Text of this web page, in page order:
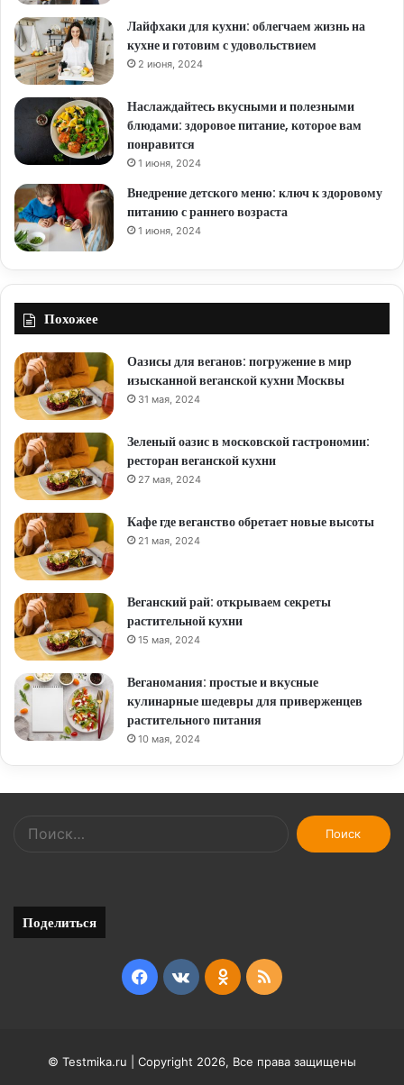
Лайфхаки для кухни: облегчаем жизнь на
кухне и готовим с удовольствием
2 июня, 2024
Наслаждайтесь вкусными и полезными
блюдами: здоровое питание, которое вам
понравится
1 июня, 2024
Внедрение детского меню: ключ к здоровому
питанию с раннего возраста
1 июня, 2024
Похожее
Оазисы для веганов: погружение в мир
изысканной веганской кухни Москвы
31 мая, 2024
Зеленый оазис в московской гастрономии:
ресторан веганской кухни
27 мая, 2024
Кафе где веганство обретает новые высоты
21 мая, 2024
Веганский рай: открываем секреты
растительной кухни
15 мая, 2024
Веганомания: простые и вкусные
кулинарные шедевры для приверженцев
растительного питания
10 мая, 2024
Найти:
Поделиться
Facebook
vk.comOdnoklassniki
RSS
© Testmika.ru | Copyright 2026, Все права защищены